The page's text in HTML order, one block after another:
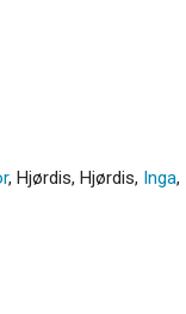
, Hjørdis, Hjørdis, Inga,